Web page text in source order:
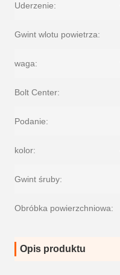
Uderzenie:
Gwint wlotu powietrza:
waga:
Bolt Center:
Podanie:
kolor:
Gwint śruby:
Obróbka powierzchniowa:
Opis produktu